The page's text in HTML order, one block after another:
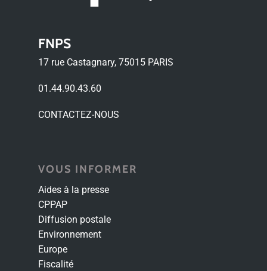
FNPS
17 rue Castagnary, 75015 PARIS
01.44.90.43.60
CONTACTEZ-NOUS
VOUS INFORMER
Aides à la presse
CPPAP
Diffusion postale
Environnement
Europe
Fiscalité